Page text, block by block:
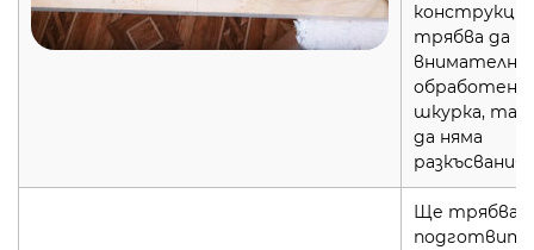
трябва да
внимателно
обработен с
шкурка,
да няма
разкъсвания.
Ще трябва
подготвите